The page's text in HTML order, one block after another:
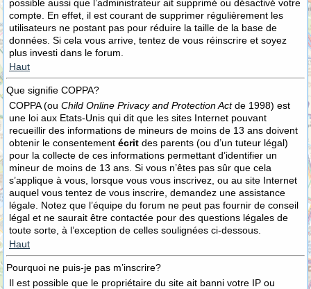
possible aussi que l’administrateur ait supprimé ou désactivé votre
compte. En effet, il est courant de supprimer régulièrement les
utilisateurs ne postant pas pour réduire la taille de la base de
données. Si cela vous arrive, tentez de vous réinscrire et soyez
plus investi dans le forum.
Haut
Que signifie COPPA?
COPPA (ou Child Online Privacy and Protection Actde 1998) est
une loi aux Etats-Unis qui dit que les sites Internet pouvant
recueillir des informations de mineurs de moins de 13 ans doivent
obtenir le consentement écrit des parents (ou d’un tuteur légal)
pour la collecte de ces informations permettant d’identifier un
mineur de moins de 13 ans. Si vous n’êtes pas sûr que cela
s’applique à vous, lorsque vous vous inscrivez, ou au site Internet
auquel vous tentez de vous inscrire, demandez une assistance
légale. Notez que l’équipe du forum ne peut pas fournir de conseil
légal et ne saurait être contactée pour des questions légales de
toute sorte, à l’exception de celles soulignées ci-dessous.
Haut
Pourquoi ne puis-je pas m’inscrire?
Il est possible que le propriétaire du site ait banni votre IP ou